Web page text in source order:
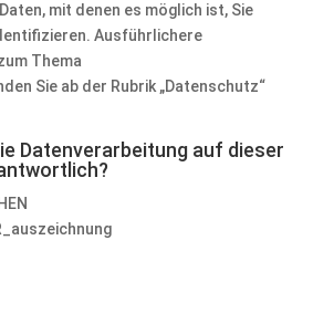
mit denen es möglich ist, Sie
Ausführlichere
Thema
Sie ab der Rubrik „Datenschutz“
Datenverarbeitung auf dieser